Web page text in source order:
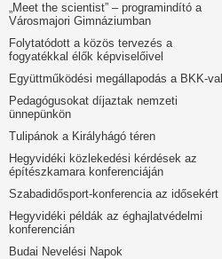
„Meet the scientist” – programindító a
Városmajori Gimnáziumban
Folytatódott a közös tervezés a
fogyatékkal élők képviselőivel
Együttműködési megállapodás a BKK-val
Pedagógusokat díjaztak nemzeti
ünnepünkön
Tulipánok a Királyhágó téren
Hegyvidéki közlekedési kérdések az
építészkamara konferenciáján
Szabadidősport-konferencia az idősekért
Hegyvidéki példák az éghajlatvédelmi
konferencián
Budai Nevelési Napok